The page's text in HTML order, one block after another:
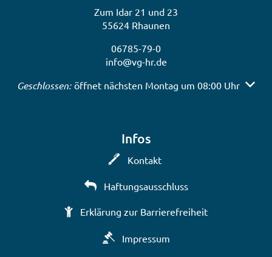
Zum Idar 21 und 23
55624 Rhaunen
06785-79-0
info@vg-hr.de
Klicken, um weitere Öffnungs- oder Schließzeiten
Geschlossen: öffnet nächsten Montag um 08:00 Uhr
Infos
Kontakt
Haftungsausschluss
Erklärung zur Barrierefreiheit
Impressum